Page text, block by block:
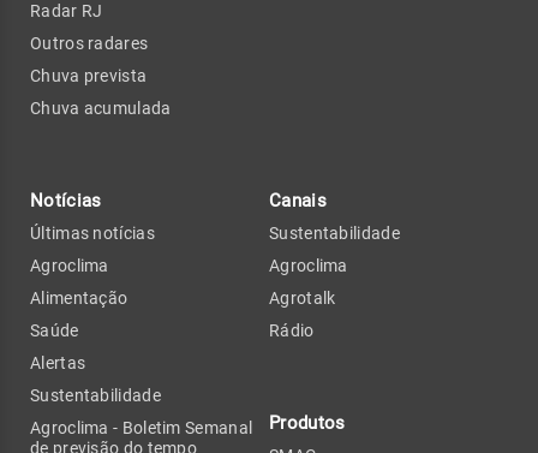
Radar RJ
Outros radares
Chuva prevista
Chuva acumulada
Notícias
Últimas notícias
Agroclima
Alimentação
Saúde
Alertas
Sustentabilidade
Agroclima - Boletim Semanal
de previsão do tempo
Canais
Sustentabilidade
Agroclima
Agrotalk
Rádio
Produtos